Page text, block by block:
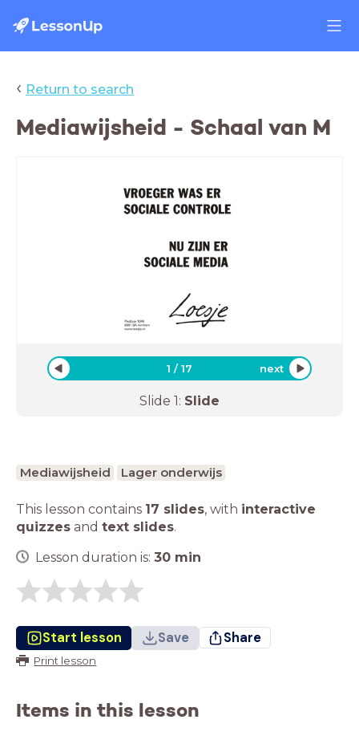
‹ Return to search
Mediawijsheid - Schaal van M
1 /17 next
Slide 1: Slide
Mediawijsheid Lager onderwijs
This lesson contains 17 slides, with interactive
quizzes and text slides.
Lesson duration is: 30 min
Start lesson Save Share
Print lesson
Items in this lesson